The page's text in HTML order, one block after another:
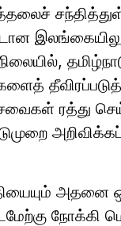
ரத்து
அதனை
நோக்கி